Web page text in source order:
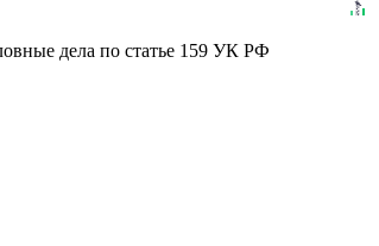
дела по статье 159 УК РФ